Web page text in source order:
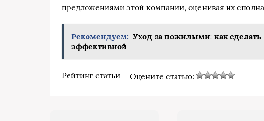
предложениями этой компании, оценивая их
Рекомендуем: Уход за пожилыми: как сделать
эффективной
Рейтинг статьи Оцените статью: